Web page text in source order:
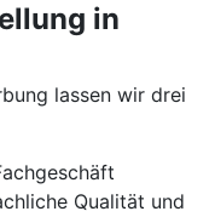
in
lassen wir drei
Qualität und